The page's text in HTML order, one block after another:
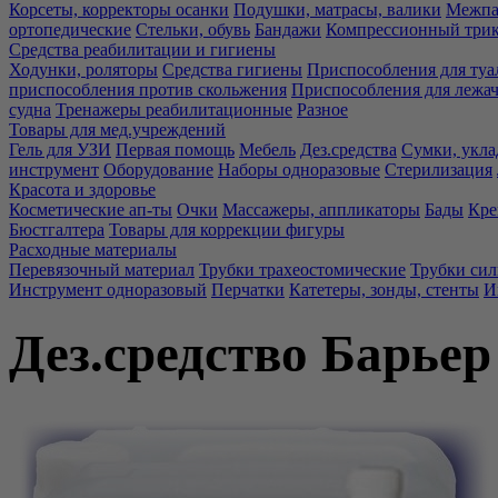
Корсеты, корректоры осанки Подушки, матрасы, валики
ортопедические Стельки, обувь Бандажи Компрессионный
Средства реабилитации и гигиены
Ходунки, роляторы Средства гигиены Приспособления для
приспособления против скольжения Приспособления для
судна Тренажеры реабилитационные Разное
Товары для мед.учреждений
Гель для УЗИ Первая помощь Мебель Дез.средства Сумки,
инструмент Оборудование Наборы одноразовые Стерилизация
Красота и здоровье
Косметические ап-ты Очки Массажеры, аппликаторы Бады
Бюстгалтера Товары для коррекции фигуры
Расходные материалы
Перевязочный материал Трубки трахеостомические Трубки
Инструмент одноразовый Перчатки Катетеры, зонды, стенты
Дез.средство